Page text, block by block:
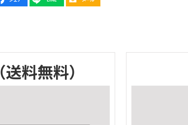
（送料無料）